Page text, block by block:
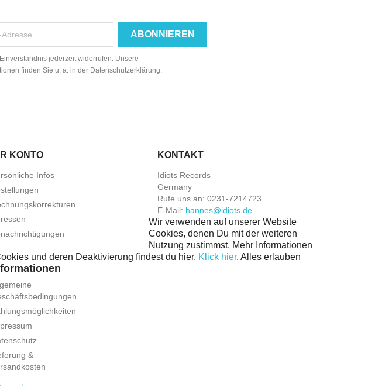
jederzeit widerrufen. Unsere
finden Sie u. a. in der Datenschutzerklärung.
KONTO
Infos
KONTAKT
Idiots Records
Germany
Rufe uns an: 0231-7214723
E-Mail: hannes@idiots.de
Wir verwenden auf unserer Website
Cookies, denen Du mit der weiteren
Nutzung zustimmst. Mehr Informationen
und deren Deaktivierung findest du hier. Klick hier. Alles erlauben
&